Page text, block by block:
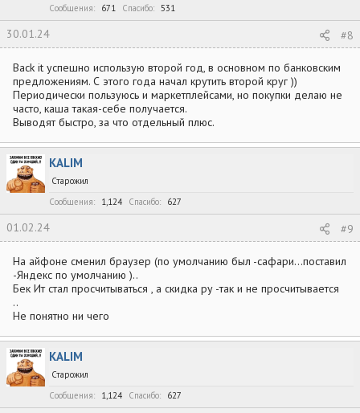
Сообщения
671 Спасибо 531
30.01.24 #8
Back it успешно использую второй год, в основном по банковским
предложениям. С этого года начал крутить второй круг ))
Периодически пользуюсь и маркетплейсами, но покупки делаю не
часто, каша такая-себе получается.
Выводят быстро, за что отдельный плюс.
KALIM
Старожил
Сообщения
1,124 Спасибо 627
01.02.24 #9
На айфоне сменил браузер (по умолчанию был -сафари…поставил
-Яндекс по умолчанию )..
Бек Ит стал просчитываться , а скидка ру -так и не просчитывается
..
Не понятно ни чего
KALIM
Старожил
Сообщения
1,124 Спасибо 627